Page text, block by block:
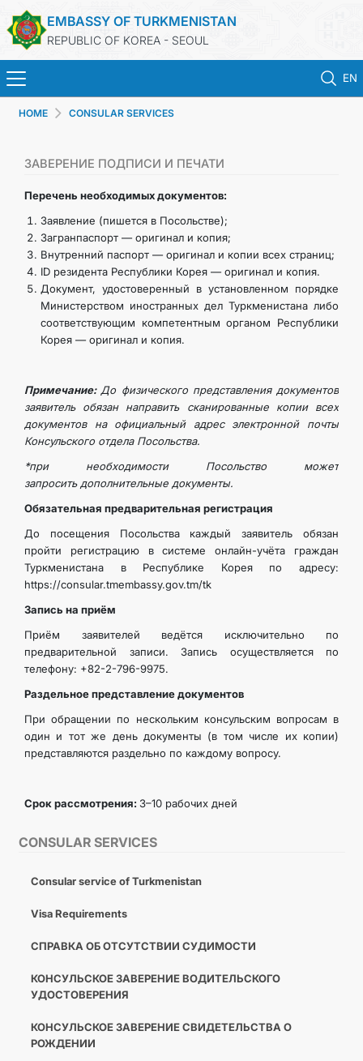
EMBASSY OF TURKMENISTAN
REPUBLIC OF KOREA - SEOUL
EN
HOME
NEWS
CONSULAR SERVICES
ONLINE CONSULAR REGISTRATION OF CITIZENS
TURKMENISTAN
CONTACT US
HOME CONSULAR SERVICES
CONSULAR SERVICES
Consular service of Turkmenistan
Visa Requirements
СПРАВКА ОБ ОТСУТСТВИИ СУДИМОСТИ
КОНСУЛЬСКОЕ ЗАВЕРЕНИЕ ВОДИТЕЛЬСКОГО
УДОСТОВЕРЕНИЯ
КОНСУЛЬСКОЕ ЗАВЕРЕНИЕ СВИДЕТЕЛЬСТВА О
РОЖДЕНИИ
ЗАВЕРЕНИЕ ПОДПИСИ И ПЕЧАТИ
Перечень необходимых документов:
Заявление (пишется в Посольстве);
Загранпаспорт — оригинал и копия;
Внутренний паспорт — оригинал и копии всех страниц;
ID резидента Республики Корея — оригинал и копия.
Документ, удостоверенный в установленном порядке
Министерством иностранных дел Туркменистана либо
соответствующим компетентным органом Республики
Корея — оригинал и копия.
Примечание: До физического представления документов
заявитель обязан направить сканированные копии всех
документов на официальный адрес электронной почты
Консульского отдела Посольства.
*при необходимости Посольство может
запросить дополнительные документы.
Обязательная предварительная регистрация
До посещения Посольства каждый заявитель обязан
пройти регистрацию в системе онлайн-учёта граждан
Туркменистана в Республике Корея по адресу:
https://consular.tmembassy.gov.tm/tk
Запись на приём
Приём заявителей ведётся исключительно по
предварительной записи. Запись осуществляется по
телефону: +82-2-796-9975.
Раздельное представление документов
При обращении по нескольким консульским вопросам в
один и тот же день документы (в том числе их копии)
представляются раздельно по каждому вопросу.
Срок рассмотрения: 3–10 рабочих дней